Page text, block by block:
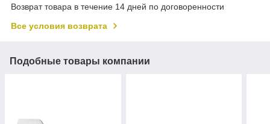
Возврат товара в течение 14 дней по договоренности
Все условия возврата
Подобные товары компании